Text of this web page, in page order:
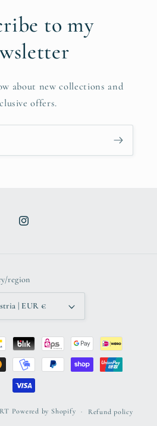
to my
about new collections and
offers.
Instagram
region
Austria | EUR €
Powered by Shopify Refund policy